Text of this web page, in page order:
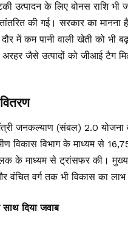
उत्पादन के लिए बोनस राशि भी
की गई। सरकार का मानना
में कम पानी वाली खेती को भी
अरहर जैसे उत्पादों को जीआई टैग
जनकल्याण (संबल) 2.0 योजना
विकास विभाग के माध्यम से
के माध्यम से ट्रांसफर की।
वर्ग तक भी विकास का लाभ
दिया जवाब